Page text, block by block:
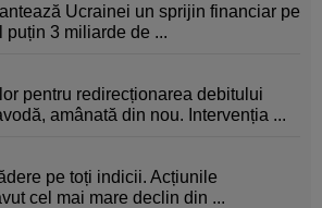
Ucrainei un sprijin financiar pe
puțin 3 miliarde de ...
pentru redirecționarea debitului
amânată din nou. Intervenția ...
pe toți indicii. Acțiunile
cel mai mare declin din ...